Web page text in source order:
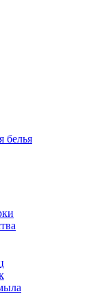
белья